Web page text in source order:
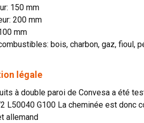
150 mm
200 mm
mm
bois, charbon, gaz, fioul,
légale
à double paroi de Convesa a été
L50040 G100 La cheminée est
allemand